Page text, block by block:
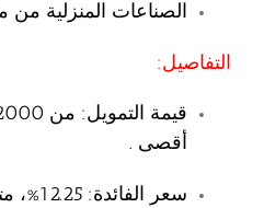
الصناعات المنزلية من
التفاصيل:
أقصى .
سعر الفائدة: 12.25%، متناقصة سنويًا.